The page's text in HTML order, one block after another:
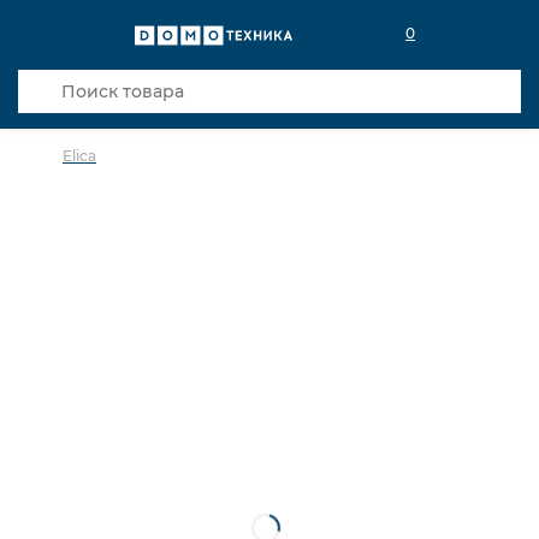
0
Elica